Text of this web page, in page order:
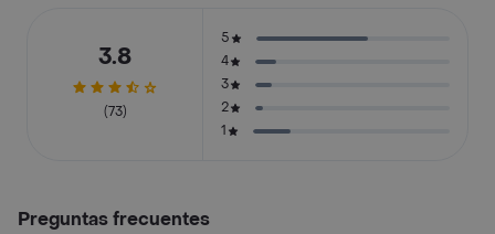
3.8
(73)
5
4
3
2
1
Preguntas frecuentes